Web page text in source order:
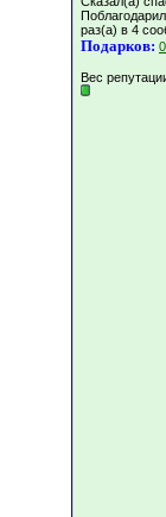
раз(а) в 4
Подарков: 0
Вес